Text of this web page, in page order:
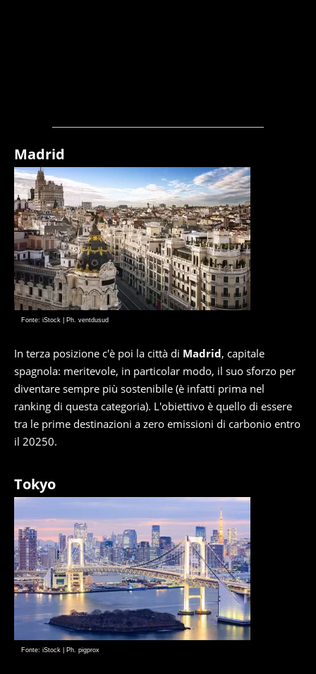
Madrid
Fonte: iStock | Ph. ventdusud
In terza posizione c'è poi la città di Madrid, capitale
spagnola: meritevole, in particolar modo, il suo sforzo per
diventare sempre più sostenibile (è infatti prima nel
ranking di questa categoria). L'obiettivo è quello di essere
tra le prime destinazioni a zero emissioni di carbonio entro
il 20250.
Tokyo
Fonte: iStock | Ph. pigprox